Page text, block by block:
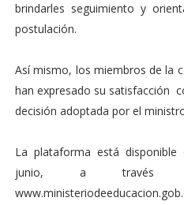
brindarles seguimiento y
postulación.
Así mismo, los miembros de la
han expresado su satisfacción
decisión adoptada por el
La plataforma está
junio, a través